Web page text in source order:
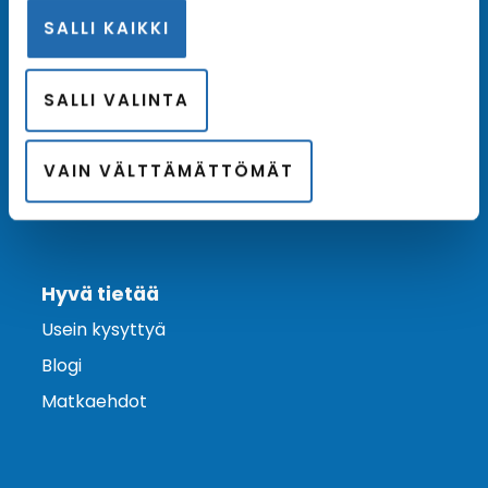
SALLI KAIKKI
SALLI VALINTA
VAIN VÄLTTÄMÄTTÖMÄT
Ota yhteyttä
Asiakaspalvelu
Lähetä tarjouspyyntö
Varaa risteily
Hyvä tietää
Usein kysyttyä
Blogi
Matkaehdot